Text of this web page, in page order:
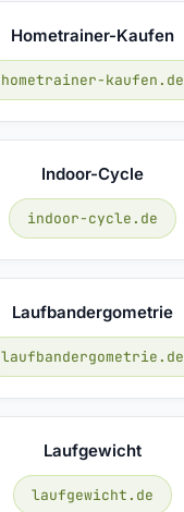
Hometrainer-Kaufen
hometrainer-kaufen.de
Indoor-Cycle
indoor-cycle.de
Laufbandergometrie
laufbandergometrie.de
Laufgewicht
laufgewicht.de